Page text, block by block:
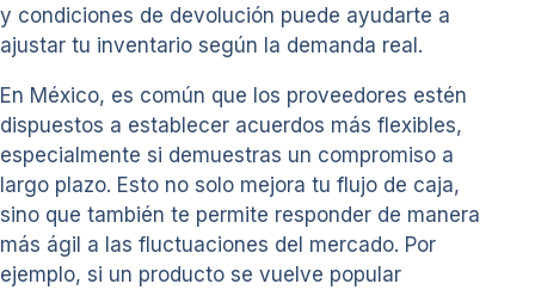
y condiciones de devolución puede ayudarte a
ajustar tu inventario según la demanda real.
En México, es común que los proveedores estén
dispuestos a establecer acuerdos más flexibles,
especialmente si demuestras un compromiso a
largo plazo. Esto no solo mejora tu flujo de caja,
sino que también te permite responder de manera
más ágil a las fluctuaciones del mercado. Por
ejemplo, si un producto se vuelve popular